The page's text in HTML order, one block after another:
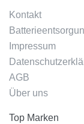
Kontakt
Impressum
AGB
Über uns
Top Marken